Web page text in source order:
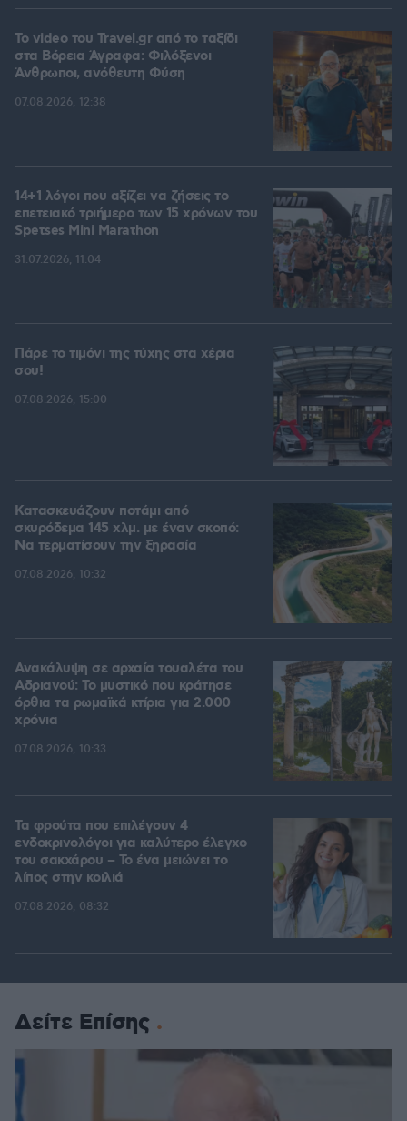
To video του Travel.gr από το ταξίδι
στα Βόρεια Άγραφα: Φιλόξενοι
Άνθρωποι, ανόθευτη Φύση
07.08.2026, 12:38
14+1 λόγοι που αξίζει να ζήσεις το
επετειακό τριήμερο των 15 χρόνων του
Spetses Mini Marathon
31.07.2026, 11:04
Πάρε το τιμόνι της τύχης στα χέρια
σου!
07.08.2026, 15:00
Κατασκευάζουν ποτάμι από
σκυρόδεμα 145 χλμ. με έναν σκοπό:
Να τερματίσουν την ξηρασία
07.08.2026, 10:32
Ανακάλυψη σε αρχαία τουαλέτα του
Αδριανού: Το μυστικό που κράτησε
όρθια τα ρωμαϊκά κτίρια για 2.000
χρόνια
07.08.2026, 10:33
Τα φρούτα που επιλέγουν 4
ενδοκρινολόγοι για καλύτερο έλεγχο
του σακχάρου – Το ένα μειώνει το
λίπος στην κοιλιά
07.08.2026, 08:32
Δείτε Επίσης